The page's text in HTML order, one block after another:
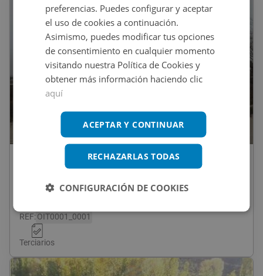
Consultar precio
Ocio “ Las Viñas” S/n, 13700 Tomelloso -
REF:OIT0001_0001
Terciarios
preferencias. Puedes configurar y aceptar
el uso de cookies a continuación.
Asimismo, puedes modificar tus opciones
de consentimiento en cualquier momento
visitando nuestra Política de Cookies y
obtener más información haciendo clic
aquí
ACEPTAR Y CONTINUAR
RECHAZARLAS TODAS
CONFIGURACIÓN DE COOKIES